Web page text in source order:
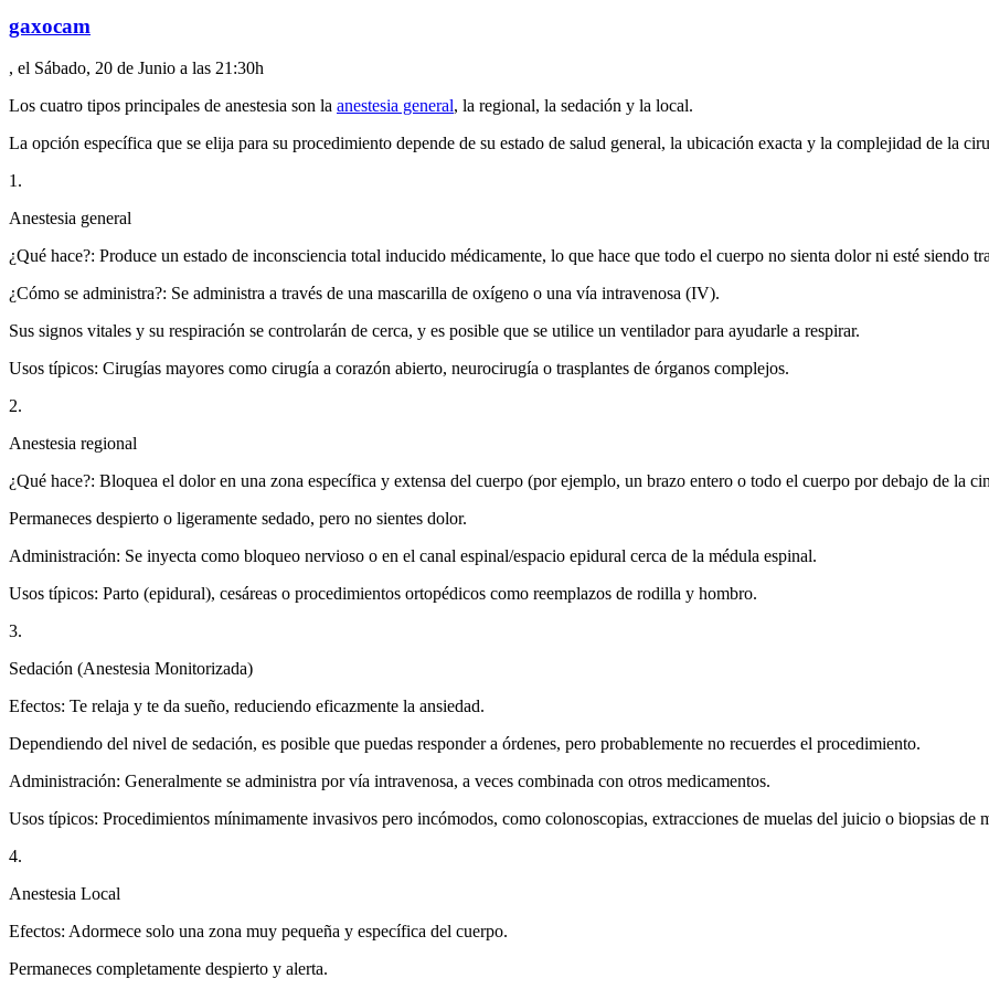
gaxocam
, el Sábado, 20 de Junio a las 21:30h
Los cuatro tipos principales de anestesia son la anestesia general, la regional, la sedación y la local.
La opción específica que se elija para su procedimiento depende de su estado de salud general, la ubicación exacta y la complejidad de la
1.
Anestesia general
¿Qué hace?: Produce un estado de inconsciencia total inducido médicamente, lo que hace que todo el cuerpo no sienta dolor ni esté siendo
¿Cómo se administra?: Se administra a través de una mascarilla de oxígeno o una vía intravenosa (IV).
Sus signos vitales y su respiración se controlarán de cerca, y es posible que se utilice un ventilador para ayudarle a respirar.
Usos típicos: Cirugías mayores como cirugía a corazón abierto, neurocirugía o trasplantes de órganos complejos.
2.
Anestesia regional
¿Qué hace?: Bloquea el dolor en una zona específica y extensa del cuerpo (por ejemplo, un brazo entero o todo el cuerpo por debajo de la
Permaneces despierto o ligeramente sedado, pero no sientes dolor.
Administración: Se inyecta como bloqueo nervioso o en el canal espinal/espacio epidural cerca de la médula espinal.
Usos típicos: Parto (epidural), cesáreas o procedimientos ortopédicos como reemplazos de rodilla y hombro.
3.
Sedación (Anestesia Monitorizada)
Efectos: Te relaja y te da sueño, reduciendo eficazmente la ansiedad.
Dependiendo del nivel de sedación, es posible que puedas responder a órdenes, pero probablemente no recuerdes el procedimiento.
Administración: Generalmente se administra por vía intravenosa, a veces combinada con otros medicamentos.
Usos típicos: Procedimientos mínimamente invasivos pero incómodos, como colonoscopias, extracciones de muelas del juicio o biopsias de
4.
Anestesia Local
Efectos: Adormece solo una zona muy pequeña y específica del cuerpo.
Permaneces completamente despierto y alerta.